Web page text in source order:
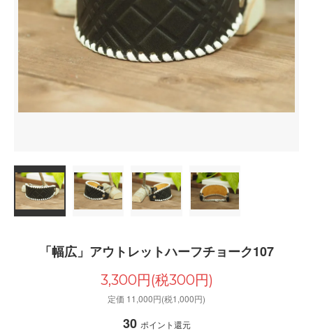
「幅広」アウトレットハーフチョーク107
3,300円(税300円)
定価 11,000円(税1,000円)
30 ポイント還元